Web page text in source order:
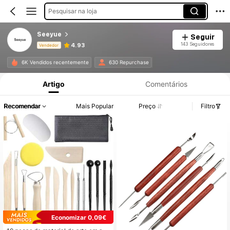
Pesquisar na loja
Seeyue
Vendedor 4.93
Seguir
143 Seguidores
6K Vendidos recentemente 630 Repurchase
Informações do Produto: Divulgação de Preço, Vendas e Detalhes de Stock.
Artigo Comentários
Recomendar Mais Popular Preço Filtro
Economizar 0,09€